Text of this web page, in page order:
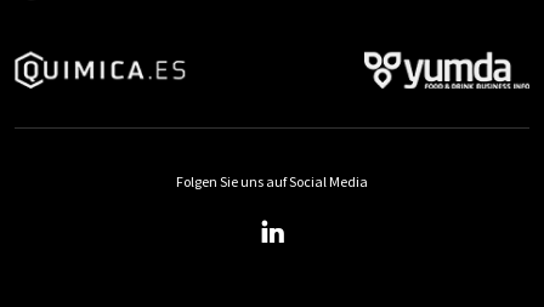
Folgen Sie uns auf Social Media